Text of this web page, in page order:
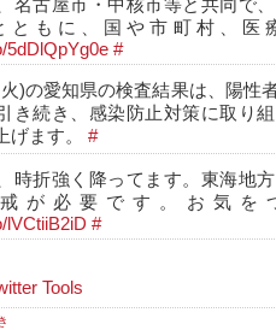
名古屋市・中核市等と共同で
ともに、国や市町村、医
5dDlQpYg0e #
)の愛知県の検査結果は、陽性
き続き、感染防止対策に取り
げます。 #
時折強く降ってます。東海地
が必要です。お気を
lVCtiiB2iD #
Tools